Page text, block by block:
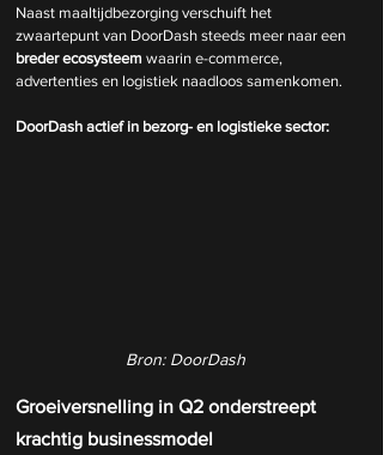
Naast maaltijdbezorging verschuift het
zwaartepunt van DoorDash steeds meer naar een
breder ecosysteem waarin e-commerce,
advertenties en logistiek naadloos samenkomen.
DoorDash actief in bezorg- en logistieke sector:
Bron: DoorDash
Groeiversnelling in Q2 onderstreept
krachtig businessmodel